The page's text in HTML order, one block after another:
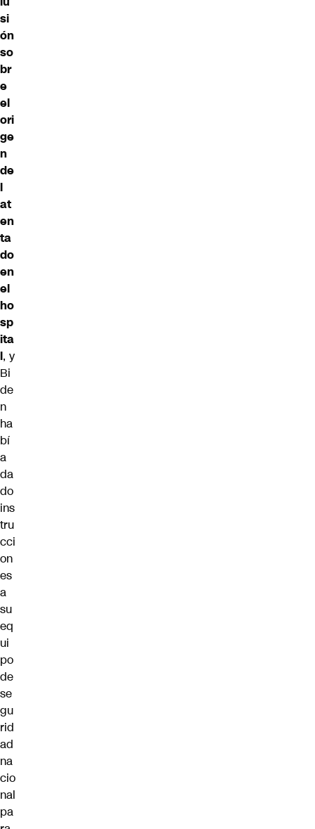
si
ón
so
br
e
el
ori
ge
n
de
l
at
en
ta
do
en
el
ho
sp
ita
l, y
Bi
de
n
ha
bí
a
da
do
ins
tru
cci
on
es
a
su
eq
ui
po
de
se
gu
rid
ad
na
cio
nal
pa